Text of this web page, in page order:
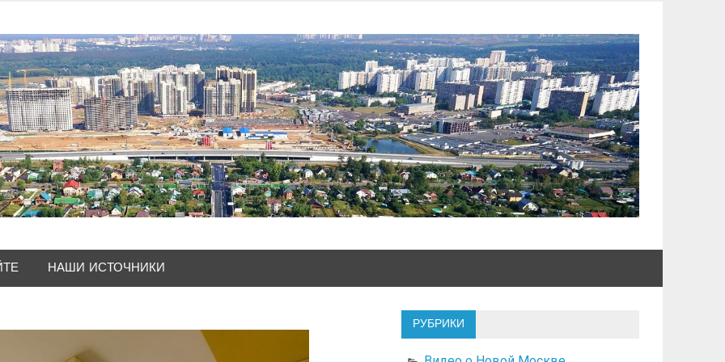
НАШИ ИСТОЧНИКИ
РУБРИКИ